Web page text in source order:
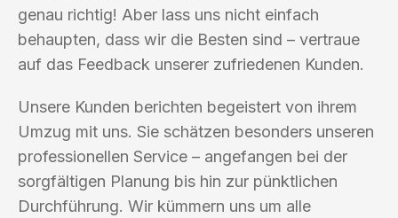
genau richtig! Aber lass uns nicht einfach
behaupten, dass wir die Besten sind – vertraue
auf das Feedback unserer zufriedenen Kunden.
Unsere Kunden berichten begeistert von ihrem
Umzug mit uns. Sie schätzen besonders unseren
professionellen Service – angefangen bei der
sorgfältigen Planung bis hin zur pünktlichen
Durchführung. Wir kümmern uns um alle